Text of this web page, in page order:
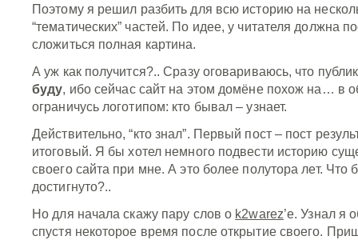
Поэтому я решил разбить для всю историю на
“тематических” частей. По идее, у читателя должна
сложиться полная картина.
А уж как получится?.. Сразу оговариваюсь, что
буду, ибо сейчас сайт на этом домёне похож на… в
ограничусь логотипом: кто бывал – узнает.
Действительно, “кто знал”. Первый пост – пост
итоговый. Я бы хотел немного подвести историю
своего сайта при мне. А это более полутора лет. Что
достигнуто?..
Но для начала скажу пару слов о k2warez’е. Узнал я
спустя некоторое время после открытие своего.